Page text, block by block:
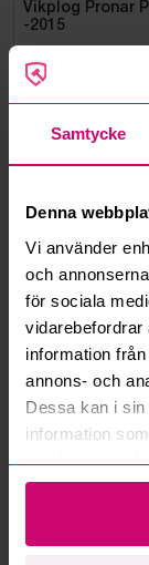
Samtycke
Denna
Vi använder
och
för sociala
vidarebefordrar
information
annons- och
Dessa kan i
information
samlat in när
Vikplog Pronar
-2015
7 000 kr
Sopmaskin
Compact 200 -
4 550 kr · 39 bud
Norrköping